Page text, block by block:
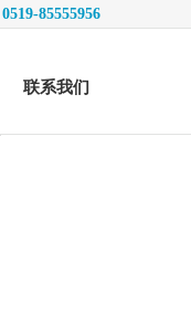
85555956
联系我们